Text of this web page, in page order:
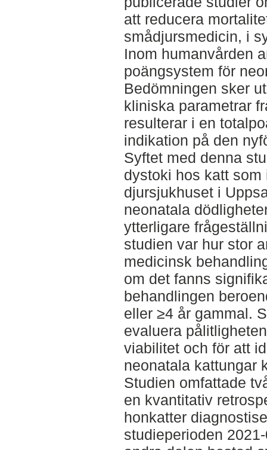
att reducera
smådjursmedicin, i
Inom humanvården
poängsystem för
Bedömningen sker
kliniska parametrar
resulterar i en
indikation på den
Syftet med denna
dystoki hos katt
djursjukhuset i
neonatala
ytterligare
studien var hur stor
medicinsk
om det fanns
behandlingen
eller ≥4 år gammal.
evaluera
viabilitet och för att
neonatala kattungar
Studien omfattade
en kvantitativ
honkatter
studieperioden